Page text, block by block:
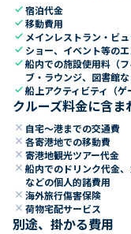
check宿泊代金
check移動費用
check メインレストラン・ビ
check ショー、イベント等の
check船内での施設使用料（
ブ・ラウンジ、図書館な
check船上アクティビティ（ゲ
クルーズ料金に含ま
close 自宅～港までの交通費
close 各寄港地での移動費
close 寄港地観光ツアー代金
close 船内でのドリンク代金
などの個人的諸費用
close 海外旅行傷害保険
close 荷物宅配サービス
別途、掛かる費用